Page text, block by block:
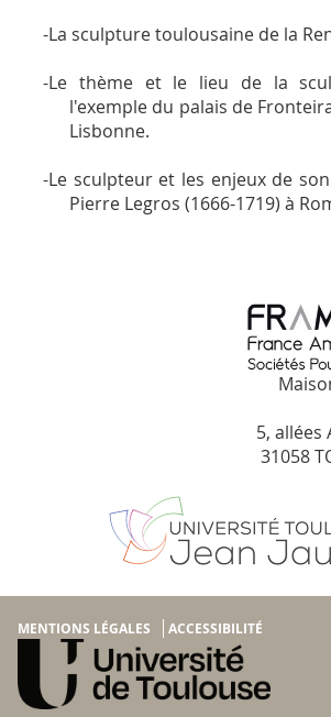
-La sculpture toulousaine de la
-Le thème et le lieu de la
l'exemple du palais de Fronteira
Lisbonne.
-Le sculpteur et les enjeux de
Pierre Legros (1666-1719) à
5, allées
31058
MENTIONS LÉGALES ACCESSIBILITÉ